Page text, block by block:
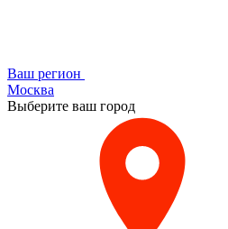
Ваш регион
Москва
Выберите ваш город